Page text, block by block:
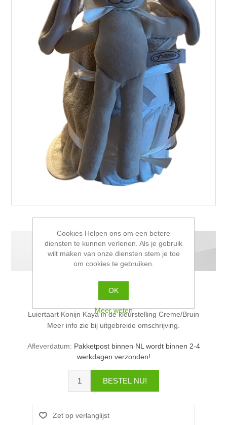
Luiertaart Konijn Kaya Cream
€19,99 incl. BTW
Luiertaart Konijn Kaya in de kleurstelling Creme/Bruin
Meer info zie bij uitgebreide omschrijving.
Afleverdatum: Pakketpost binnen NL wordt binnen 2-4
werkdagen verzonden!
Cookies Helpen ons om een betere
diensten te kunnen verlenen. Als je gebruik
wilt maken van onze diensten stem je toe
om cookies te gebruiken.
OK
Meer weten